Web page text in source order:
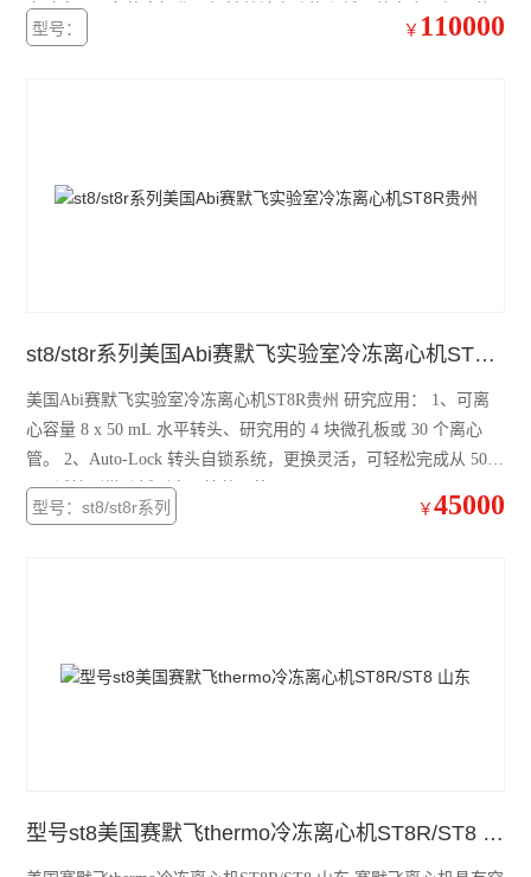
精骐振荡器/摇床
赛默飞ST1 Plus离心机
大龙金属浴
大龙摇床
大龙混匀仪振荡器
凯杰样本研磨仪TissueLyser III
实验室，具备静音操作、轻触盖锁定功能和低开盖高度，便于装
载或者拿取样品，简化日常工作流程。
型号： ￥ 110000
st8/st8r系列美国Abi赛默飞实验室冷冻离心机ST8R贵州
美国Abi赛默飞实验室冷冻离心机ST8R贵州 研究应用： 1、可离
心容量 8 x 50 mL 水平转头、研究用的 4 块微孔板或 30 个离心
管。 2、Auto-Lock 转头自锁系统，更换灵活，可轻松完成从 50
mL 试管到微孔板到离心管的更换。
型号：st8/st8r系列 ￥ 45000
型号st8美国赛默飞thermo冷冻离心机ST8R/ST8 山东